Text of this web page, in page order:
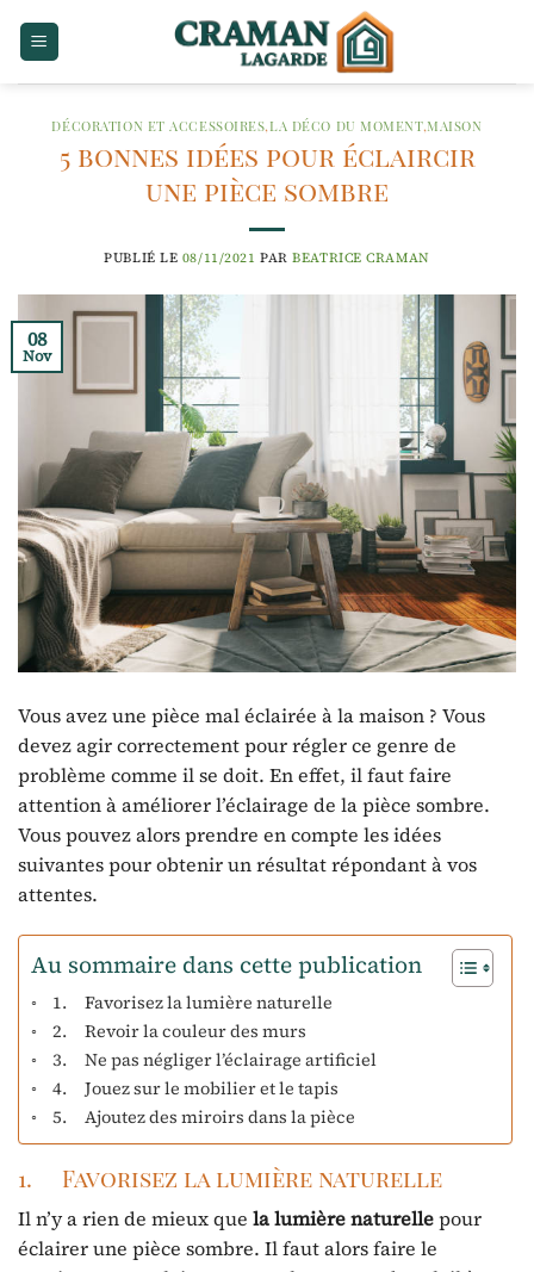
DÉCORATION ET ACCESSOIRES,LA DÉCO DU MOMENT,MAISON
5 bonnes idées pour éclaircir
une pièce sombre
PUBLIÉ LE 08/11/2021 PARBEATRICE CRAMAN
08
Nov
Vous avez une pièce mal éclairée à la maison ? Vous
devez agir correctement pour régler ce genre de
problème comme il se doit. En effet, il faut faire
attention à améliorer l’éclairage de la pièce sombre.
Vous pouvez alors prendre en compte les idées
suivantes pour obtenir un résultat répondant à vos
attentes.
Au sommaire dans cette publication
1. Favorisez la lumière naturelle
2. Revoir la couleur des murs
3. Ne pas négliger l’éclairage artificiel
4. Jouez sur le mobilier et le tapis
5. Ajoutez des miroirs dans la pièce
1. Favorisez la lumière naturelle
Il n’y a rien de mieux que la lumière naturellepour
éclairer une pièce sombre. Il faut alors faire le